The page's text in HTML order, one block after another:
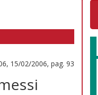
15/02/2006, pag. 93